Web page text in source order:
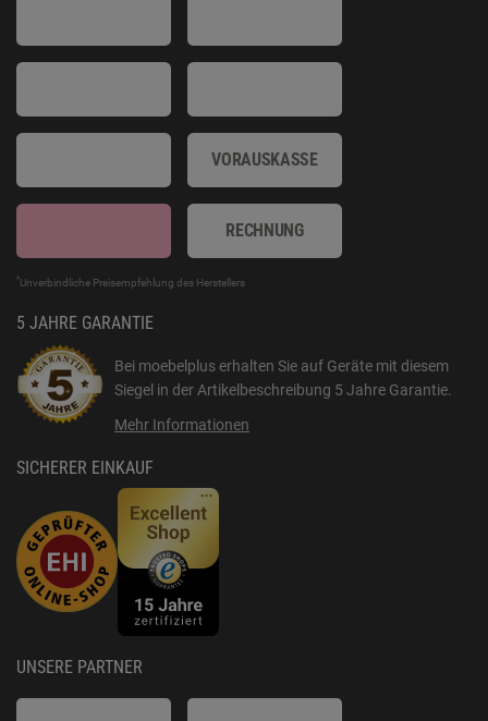
VORAUSKASSE
RECHNUNG
*Unverbindliche Preisempfehlung des Herstellers
5 JAHRE GARANTIE
Bei moebelplus erhalten Sie auf Geräte mit diesem
Siegel in der Artikelbeschreibung 5 Jahre Garantie.
Mehr Informationen
SICHERER EINKAUF
UNSERE PARTNER